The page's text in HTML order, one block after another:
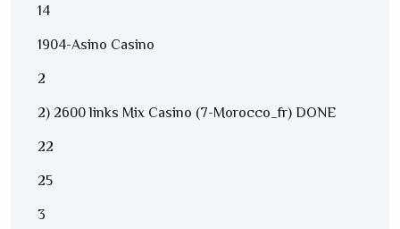
14
1904-Asino Casino
2
2) 2600 links Mix Casino (7-Morocco_fr) DONE
22
25
3